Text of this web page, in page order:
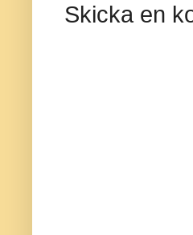
Skicka en